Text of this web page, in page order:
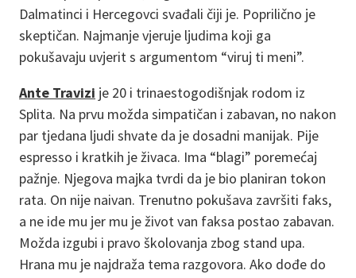
Dalmatinci i Hercegovci svađali čiji je. Poprilično je
skeptičan. Najmanje vjeruje ljudima koji ga
pokušavaju uvjerit s argumentom “viruj ti meni”.
Ante Travizi je 20 i trinaestogodišnjak rodom iz
Splita. Na prvu možda simpatičan i zabavan, no nakon
par tjedana ljudi shvate da je dosadni manijak. Pije
espresso i kratkih je živaca. Ima “blagi” poremećaj
pažnje. Njegova majka tvrdi da je bio planiran tokon
rata. On nije naivan. Trenutno pokušava završiti faks,
a ne ide mu jer mu je život van faksa postao zabavan.
Možda izgubi i pravo školovanja zbog stand upa.
Hrana mu je najdraža tema razgovora. Ako dođe do